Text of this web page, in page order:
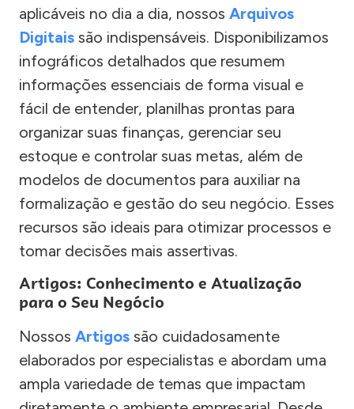
aplicáveis no dia a dia, nossos Arquivos
Digitais são indispensáveis. Disponibilizamos
infográficos detalhados que resumem
informações essenciais de forma visual e
fácil de entender, planilhas prontas para
organizar suas finanças, gerenciar seu
estoque e controlar suas metas, além de
modelos de documentos para auxiliar na
formalização e gestão do seu negócio. Esses
recursos são ideais para otimizar processos e
tomar decisões mais assertivas.
Artigos: Conhecimento e Atualização
para o Seu Negócio
Nossos Artigos são cuidadosamente
elaborados por especialistas e abordam uma
ampla variedade de temas que impactam